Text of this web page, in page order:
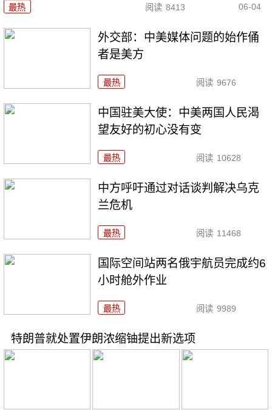
最热 阅读 8413 06-04
外交部：中美媒体问题的始作俑
者是美方
最热 阅读 9676
中国驻美大使：中美两国人民渴
望友好的初心没有变
最热 阅读 10628
中方呼吁通过对话谈判解决乌克
兰危机
最热 阅读 11468
国际空间站两名俄宇航员完成约6
小时舱外作业
最热 阅读 9989
特朗普就处置伊朗浓缩铀提出新选项